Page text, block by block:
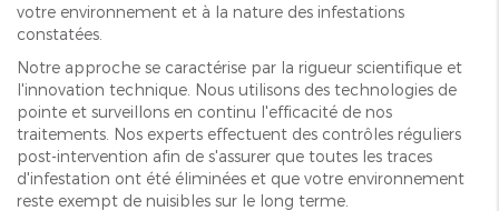
votre environnement et à la nature des infestations
constatées.
Notre approche se caractérise par la rigueur scientifique et
l'innovation technique. Nous utilisons des technologies de
pointe et surveillons en continu l'efficacité de nos
traitements. Nos experts effectuent des contrôles réguliers
post-intervention afin de s'assurer que toutes les traces
d'infestation ont été éliminées et que votre environnement
reste exempt de nuisibles sur le long terme.